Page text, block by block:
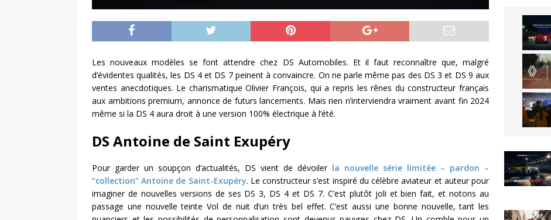
Les nouveaux modèles se font attendre chez DS Automobiles. Et il faut reconnaître que, malgré
d’évidentes qualités, les DS 4 et DS 7 peinent à convaincre. On ne parle même pas des DS 3 et DS 9 aux
ventes anecdotiques. Le charismatique Olivier François, qui a repris les rênes du constructeur français
aux ambitions premium, annonce de futurs lancements. Mais rien n’interviendra vraiment avant fin 2024
même si la DS 4 aura droit à une version 100% électrique à l’été.
DS Antoine de Saint Exupéry
Pour garder un soupçon d’actualités, DS vient de dévoiler la nouvelle série limitée – pardon –
“collection” Antoine de Saint-Exupéry. Le constructeur s’est inspiré du célèbre aviateur et auteur pour
imaginer de nouvelles versions de ses DS 3, DS 4 et DS 7. C’est plutôt joli et bien fait, et notons au
passage une nouvelle teinte Vol de nuit d’un très bel effet. C’est aussi une bonne nouvelle, tant les